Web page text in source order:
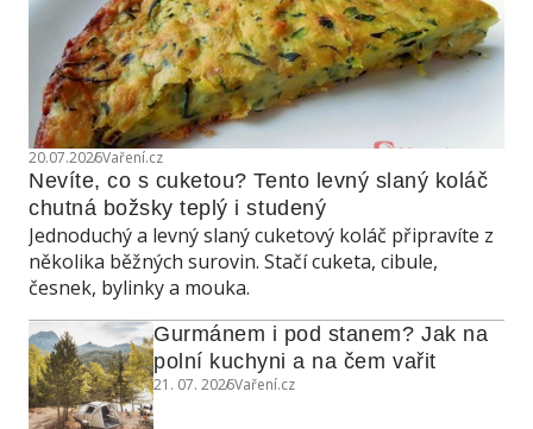
20.07.2026Vaření.cz
Nevíte, co s cuketou? Tento levný slaný koláč
chutná božsky teplý i studený
Jednoduchý a levný slaný cuketový koláč připravíte z
několika běžných surovin. Stačí cuketa, cibule,
česnek, bylinky a mouka.
Gurmánem i pod stanem? Jak na
polní kuchyni a na čem vařit
21. 07. 2026Vaření.cz